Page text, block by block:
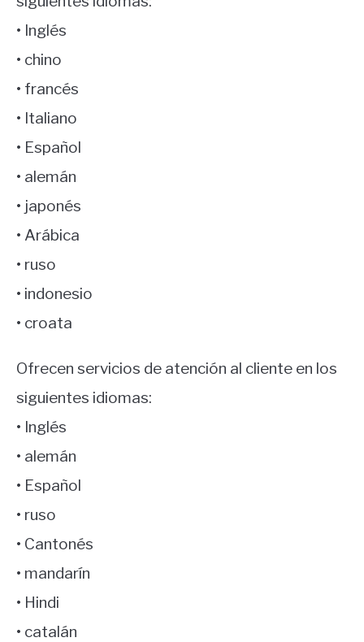
• Inglés
• chino
• francés
• Italiano
• Español
• alemán
• japonés
• Arábica
• ruso
• indonesio
• croata
Ofrecen servicios de atención al cliente en los
siguientes idiomas:
• Inglés
• alemán
• Español
• ruso
• Cantonés
• mandarín
• Hindi
• catalán